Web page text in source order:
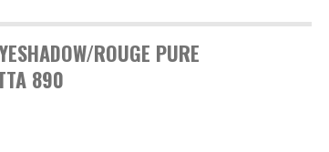
ROUGE PURE
890